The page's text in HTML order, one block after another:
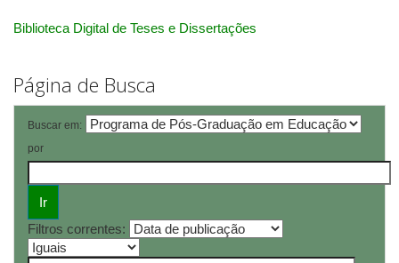
Biblioteca Digital de Teses e Dissertações
Página de Busca
Buscar em:
por
Filtros correntes: